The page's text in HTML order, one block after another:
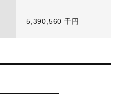
5,390,560 千円